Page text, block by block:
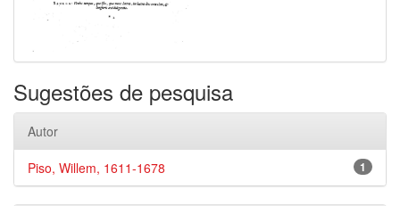
Sugestões de pesquisa
Autor
1
Piso, Willem, 1611-1678